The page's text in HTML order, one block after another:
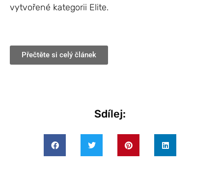
vytvořené kategorii Elite.
Přečtěte si celý článek
Sdílej: